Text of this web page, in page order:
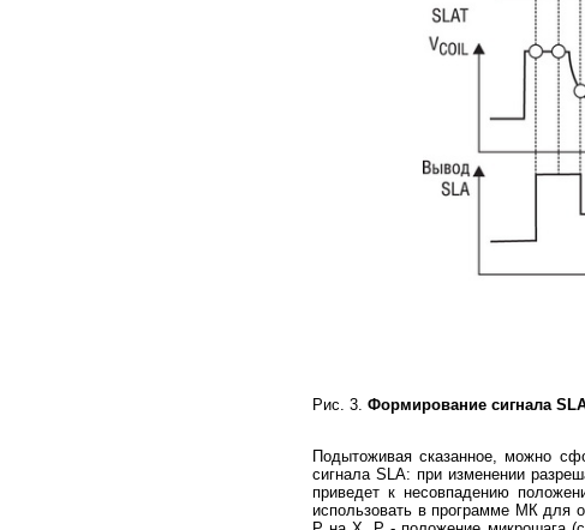
Рис. 3. Формирование сигнала
Подытоживая сказанное, можно
сигнала SLA: при изменении
приведет к несовпадению
использовать в программе МК для